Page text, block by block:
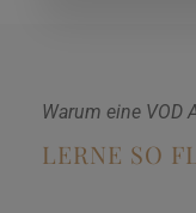
Warum eine VOD
LERNE SO